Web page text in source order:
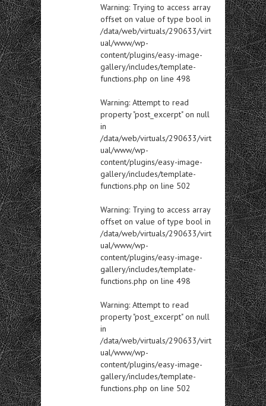
Warning: Trying to access array
offset on value of type bool in
/data/web/virtuals/290633/virt
ual/www/wp-
content/plugins/easy-image-
gallery/includes/template-
functions.php on line 498
Warning: Attempt to read
property "post_excerpt" on null
in
/data/web/virtuals/290633/virt
ual/www/wp-
content/plugins/easy-image-
gallery/includes/template-
functions.php on line 502
Warning: Trying to access array
offset on value of type bool in
/data/web/virtuals/290633/virt
ual/www/wp-
content/plugins/easy-image-
gallery/includes/template-
functions.php on line 498
Warning: Attempt to read
property "post_excerpt" on null
in
/data/web/virtuals/290633/virt
ual/www/wp-
content/plugins/easy-image-
gallery/includes/template-
functions.php on line 502